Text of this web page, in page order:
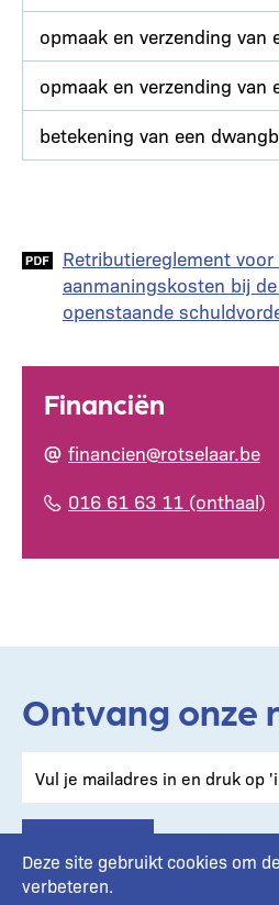
Financiën
financien@rotselaar.be
016 61 63 11 (onthaal)
opmaak en verzending van
opmaak en verzending van
betekening van een
DocumentRetributiereglement
aanmaningskosten bij
openstaande
Ontvang onze
Deze site gebruikt cookies om
verbeteren.